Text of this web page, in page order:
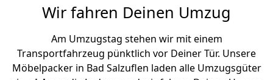
Wir fahren Deinen Umzug
Am Umzugstag stehen wir mit einem
Transportfahrzeug pünktlich vor Deiner Tür. Unsere
Möbelpacker in Bad Salzuflen laden alle Umzugsgüter